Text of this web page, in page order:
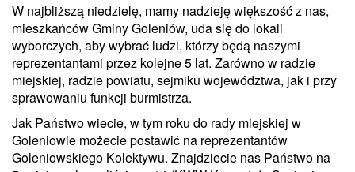
W najbliższą niedzielę, mamy nadzieję większość z nas,
mieszkańców Gminy Goleniów, uda się do lokali
wyborczych, aby wybrać ludzi, którzy będą naszymi
reprezentantami przez kolejne 5 lat. Zarówno w radzie
miejskiej, radzie powiatu, sejmiku województwa, jak i przy
sprawowaniu funkcji burmistrza.
Jak Państwo wiecie, w tym roku do rady miejskiej w
Goleniowie możecie postawić na reprezentantów
Goleniowskiego Kolektywu. Znajdziecie nas Państwo na